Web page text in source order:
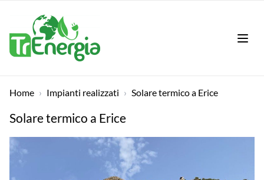
Home › Impianti realizzati › Solare termico a Erice
Solare termico a Erice